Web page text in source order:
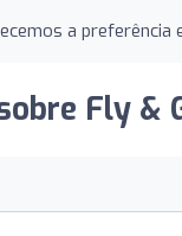
a preferência
Fly &